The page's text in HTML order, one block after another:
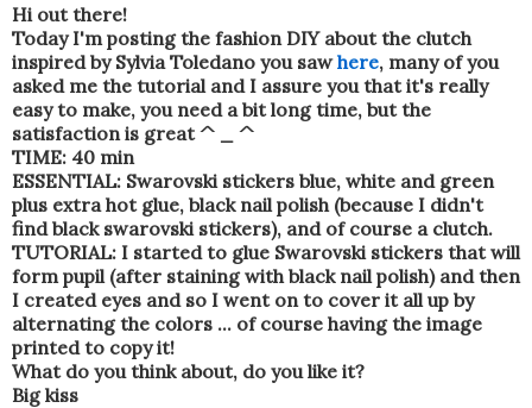
Hi out there!
Today I'm posting the fashion DIY about the clutch
inspired by Sylvia Toledano you sawhere, many of you
asked me the tutorial and I assure you that it's really
easy to make, you need a bit long time, but the
satisfaction is great ^ _ ^
TIME: 40 min
ESSENTIAL: Swarovski stickers blue, white and green
plus extra hot glue, black nail polish (because I didn't
find black swarovski stickers), and of course a clutch.
TUTORIAL: I started to glue Swarovski stickers that will
form pupil (after staining with black nail polish) and then
I created eyes and so I went on to cover it all up by
alternating the colors ... of course having the image
printed to copy it!
What do you think about, do you like it?
Big kiss